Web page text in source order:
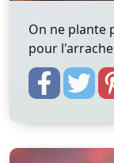
On ne plante
pour